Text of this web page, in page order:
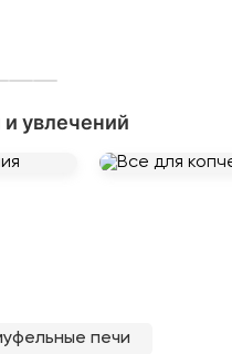
увлечений
печи